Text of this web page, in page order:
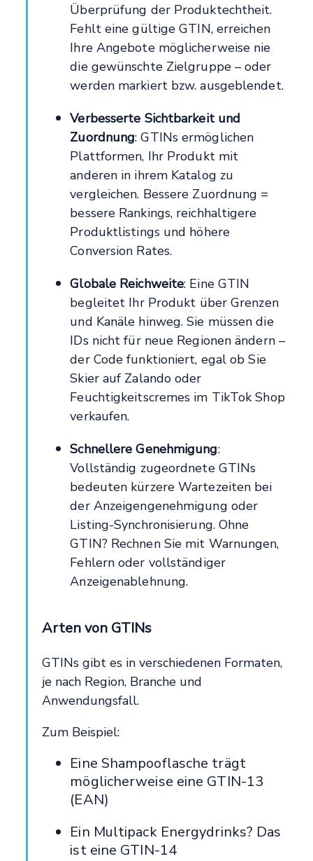
Überprüfung der Produktechtheit.
Fehlt eine gültige GTIN, erreichen
Ihre Angebote möglicherweise nie
die gewünschte Zielgruppe – oder
werden markiert bzw. ausgeblendet.
Verbesserte Sichtbarkeit und
Zuordnung: GTINs ermöglichen
Plattformen, Ihr Produkt mit
anderen in ihrem Katalog zu
vergleichen. Bessere Zuordnung =
bessere Rankings, reichhaltigere
Produktlistings und höhere
Conversion Rates.
Globale Reichweite: Eine GTIN
begleitet Ihr Produkt über Grenzen
und Kanäle hinweg. Sie müssen die
IDs nicht für neue Regionen ändern –
der Code funktioniert, egal ob Sie
Skier auf Zalando oder
Feuchtigkeitscremes im TikTok Shop
verkaufen.
Schnellere Genehmigung:
Vollständig zugeordnete GTINs
bedeuten kürzere Wartezeiten bei
der Anzeigengenehmigung oder
Listing-Synchronisierung. Ohne
GTIN? Rechnen Sie mit Warnungen,
Fehlern oder vollständiger
Anzeigenablehnung.
Arten von GTINs
GTINs gibt es in verschiedenen Formaten,
je nach Region, Branche und
Anwendungsfall.
Zum Beispiel:
Eine Shampooflasche trägt
möglicherweise eine GTIN-13
(EAN)
Ein Multipack Energydrinks? Das
ist eine GTIN-14